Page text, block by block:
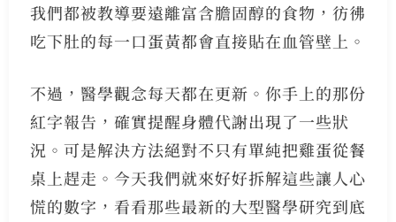
我們都被教導要遠離富含膽固醇的食物，彷彿
吃下肚的每一口蛋黃都會直接貼在血管壁上。
不過，醫學觀念每天都在更新。你手上的那份
紅字報告，確實提醒身體代謝出現了一些狀
況。可是解決方法絕對不只有單純把雞蛋從餐
桌上趕走。今天我們就來好好拆解這些讓人心
慌的數字，看看那些最新的大型醫學研究到底